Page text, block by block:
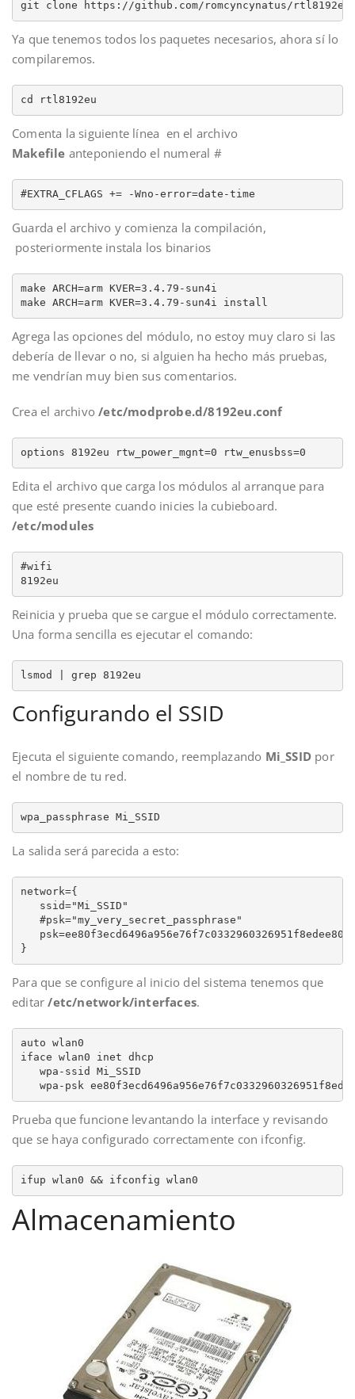
git clone https://github.com/romcyncynatus/
Ya que tenemos todos los paquetes necesarios, ahora sí lo
compilaremos.
cd rtl8192eu
Comenta la siguiente línea en el archivo
Makefile anteponiendo el numeral #
#EXTRA_CFLAGS += -Wno-error=date-time
Guarda el archivo y comienza la compilación,
posteriormente instala los binarios
make ARCH=arm KVER=3.4.79-sun4i
make ARCH=arm KVER=3.4.79-sun4i install
Agrega las opciones del módulo, no estoy muy claro si las
debería de llevar o no, si alguien ha hecho más pruebas,
me vendrían muy bien sus comentarios.
Crea el archivo/etc/modprobe.d/8192eu.conf
options 8192eu rtw_power_mgnt=0 rtw_enusbss=0
Edita el archivo que carga los módulos al arranque para
que esté presente cuando inicies la cubieboard.
/etc/modules
#wifi
8192eu
Reinicia y prueba que se cargue el módulo correctamente.
Una forma sencilla es ejecutar el comando:
lsmod | grep 8192eu
Configurando el SSID
Ejecuta el siguiente comando, reemplazando Mi_SSID por
el nombre de tu red.
wpa_passphrase Mi_SSID
La salida será parecida a esto:
network={
   ssid="Mi_SSID"
   #psk="my_very_secret_passphrase"
}
Para que se configure al inicio del sistema tenemos que
editar/etc/network/interfaces.
auto wlan0
iface wlan0 inet dhcp
   wpa-ssid Mi_SSID
wpa-psk
Prueba que funcione levantando la interface y revisando
que se haya configurado correctamente con ifconfig.
ifup wlan0 && ifconfig wlan0
Almacenamiento